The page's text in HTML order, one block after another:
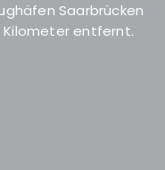
Saarbrücken
Kilometer entfernt.